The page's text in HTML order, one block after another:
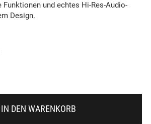
und echtes Hi-Res-Audio-
Design.
IN DEN WARENKORB